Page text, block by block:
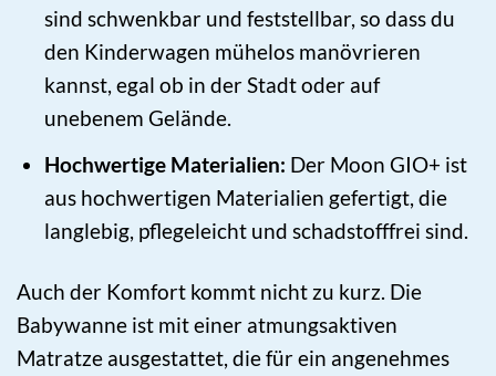
sind schwenkbar und feststellbar, so dass du
den Kinderwagen mühelos manövrieren
kannst, egal ob in der Stadt oder auf
unebenem Gelände.
Hochwertige Materialien: Der Moon GIO+ ist
aus hochwertigen Materialien gefertigt, die
langlebig, pflegeleicht und schadstofffrei sind.
Auch der Komfort kommt nicht zu kurz. Die
Babywanne ist mit einer atmungsaktiven
Matratze ausgestattet, die für ein angenehmes